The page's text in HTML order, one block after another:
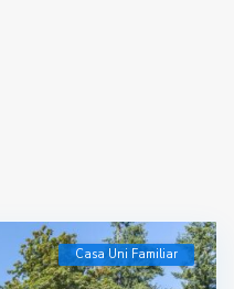
Casa Uni Familiar